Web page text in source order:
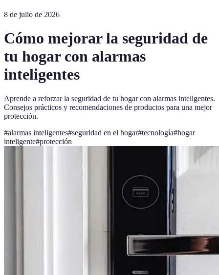
8 de julio de 2026
Cómo mejorar la seguridad de
tu hogar con alarmas
inteligentes
Aprende a reforzar la seguridad de tu hogar con alarmas inteligentes.
Consejos prácticos y recomendaciones de productos para una mejor
protección.
#alarmas inteligentes#seguridad en el hogar#tecnología#hogar
inteligente#protección